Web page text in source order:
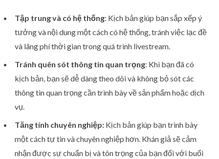
Tập trung và có hệ thống: Kịch bản giúp bạn sắp xếp ý
tưởng và nội dung một cách có hệ thống, tránh việc lạc đề
và lãng phí thời gian trong quá trình livestream.
Tránh quên sót thông tin quan trọng: Khi bạn đã có
kịch bản, bạn sẽ dễ dàng theo dõi và không bỏ sót các
thông tin quan trọng cần trình bày về sản phẩm hoặc dịch
vụ.
Tăng tính chuyên nghiệp: Kịch bản giúp bạn trình bày
một cách tự tin và chuyên nghiệp hơn. Khán giả sẽ cảm
nhận được sự chuẩn bị và tôn trọng của bạn đối với buổi